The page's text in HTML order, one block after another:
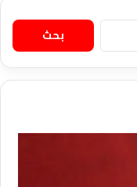
البحث
عن: